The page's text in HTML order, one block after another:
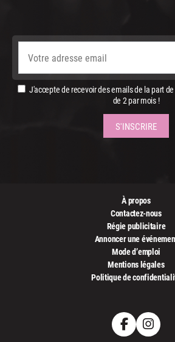
J'accepte de recevoir des emails de la part
de 2 par mois !
À propos
Contactez-nous
Régie publicitaire
Annoncer une
Mode d’emploi
Mentions légales
Politique de